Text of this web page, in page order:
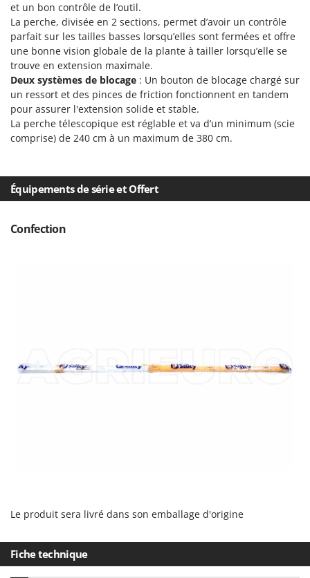
T
Taille-haies
Taille-haies à bras pour tracteur
Tarières
Tondeuses à Gazon
Tondeuses autoportées
Tondeuses débroussailleuses thermiques
Trancheuses de sol
Transpalettes
Tronçonneuses
Keter
KitchenAid
Komo
L
Laica
Lampacrescia - MGM
Landxcape
Lavor
Linea VZ
MAMMAMIA
MCH
Mille
Minox
et un bon contrôle de l’outil.
La perche, divisée en 2 sections, permet d’avoir un contrôle
parfait sur les tailles basses lorsqu’elles sont fermées et offre
une bonne vision globale de la plante à tailler lorsqu’elle se
trouve en extension maximale.
Deux systèmes de blocage : Un bouton de blocage chargé sur
un ressort et des pinces de friction fonctionnent en tandem
pour assurer l'extension solide et stable.
La perche télescopique est réglable et va d’un minimum (scie
comprise) de 240 cm à un maximum de 380 cm.
Équipements de série et Offert
Confection
Le produit sera livré dans son emballage d'origine
Fiche technique